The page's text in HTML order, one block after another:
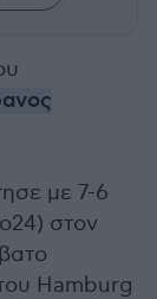
με 7-6
στον
Hamburg